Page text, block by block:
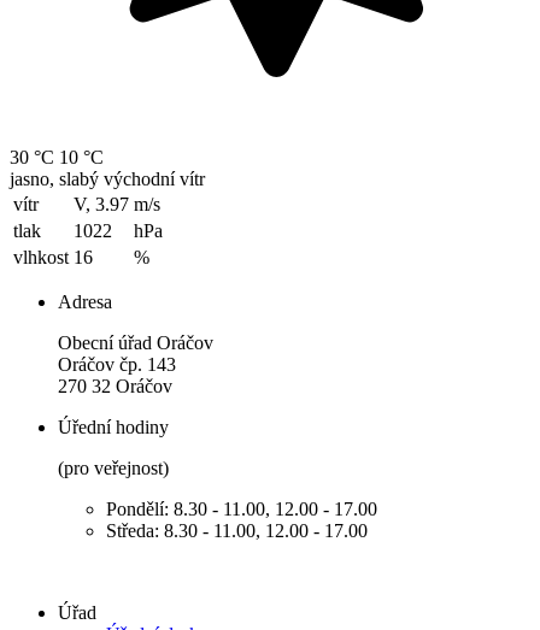
30 °C 10 °C
jasno, slabý východní vítr
vítr
V, 3.97 m/s
tlak
1022
hPa
vlhkost 16 %
Adresa
Obecní úřad Oráčov
Oráčov čp. 143
270 32 Oráčov
Úřední hodiny
(pro veřejnost)
Pondělí: 8.30 - 11.00, 12.00 - 17.00
Středa: 8.30 - 11.00, 12.00 - 17.00
Úřad